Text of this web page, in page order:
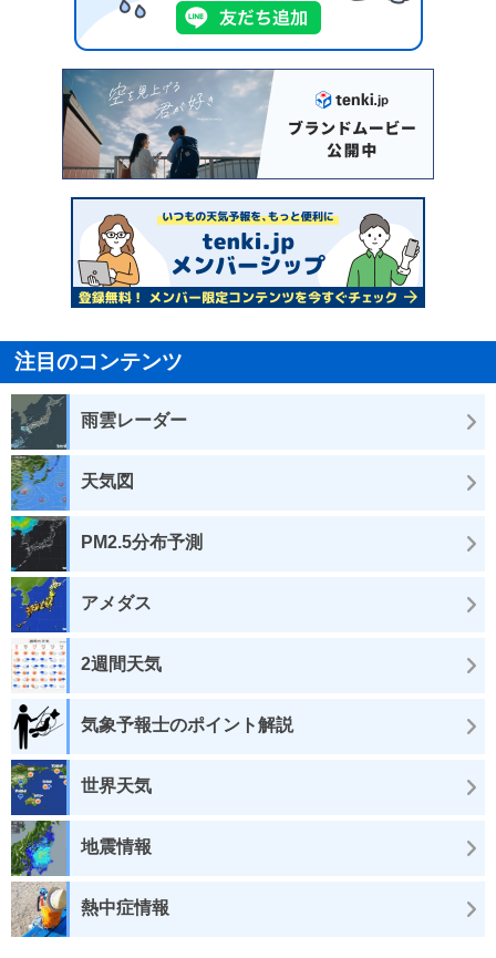
注目のコンテンツ
雨雲レーダー
天気図
PM2.5分布予測
アメダス
2週間天気
気象予報士のポイント解説
世界天気
地震情報
熱中症情報